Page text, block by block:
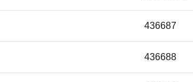
436687
436688